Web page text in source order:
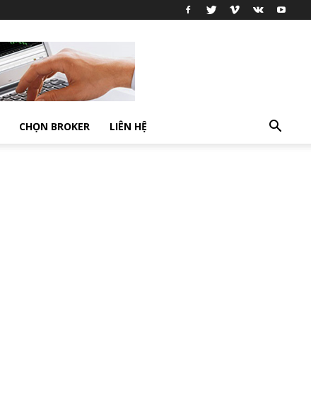
CHỌN BROKER LIÊN HỆ